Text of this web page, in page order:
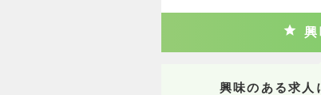
興
興味のある求人